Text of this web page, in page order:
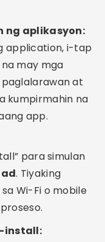
ng aplikasyon:
application, i-tap
may mga
at
kumpirmahin na
app.
para simulan
. Tiyaking
Wi-Fi o mobile
install: